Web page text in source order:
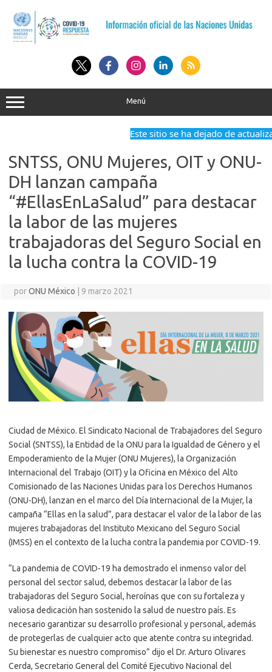
contenido
Menú
Este sitio se ha dejado de
SNTSS, ONU Mujeres, OIT y ONU-
DH lanzan campaña
“#EllasEnLaSalud” para destacar
la labor de las mujeres
trabajadoras del Seguro Social en
la lucha contra la COVID-19
porONU México 9 marzo 2021
Ciudad de México. El Sindicato Nacional de Trabajadores del Seguro
Social (SNTSS), la Entidad de la ONU para la Igualdad de Género y el
Empoderamiento de la Mujer (ONU Mujeres), la Organización
Internacional del Trabajo (OIT) y la Oficina en México del Alto
Comisionado de las Naciones Unidas para los Derechos Humanos
(ONU-DH), lanzan en el marco del Día Internacional de la Mujer, la
campaña “Ellas en la salud”, para destacar el valor de la labor de las
mujeres trabajadoras del Instituto Mexicano del Seguro Social
(IMSS) en el contexto de la lucha contra la pandemia por COVID-19.
“La pandemia de COVID-19 ha demostrado el inmenso valor del
personal del sector salud, debemos destacar la labor de las
trabajadoras del Seguro Social, heroínas que con su fortaleza y
valiosa dedicación han sostenido la salud de nuestro país. Es
necesario garantizar su desarrollo profesional y personal, además
de protegerlas de cualquier acto que atente contra su integridad.
Su bienestar es nuestro compromiso” dijo el Dr. Arturo Olivares
Cerda, Secretario General del Comité Ejecutivo Nacional del